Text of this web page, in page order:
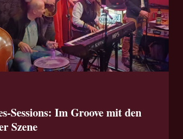
Sessions: Im Groove mit den
Szene